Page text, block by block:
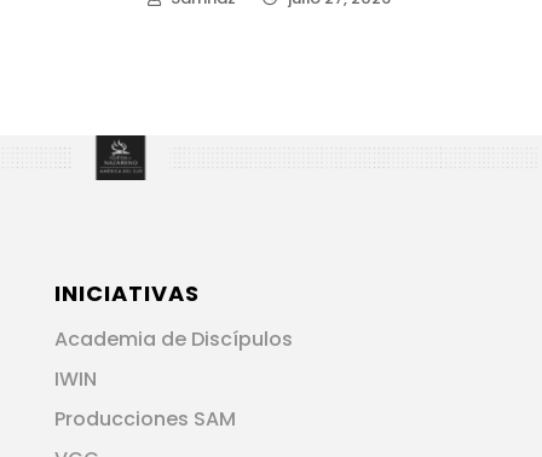
INICIATIVAS
Academia de Discípulos
IWIN
Producciones SAM